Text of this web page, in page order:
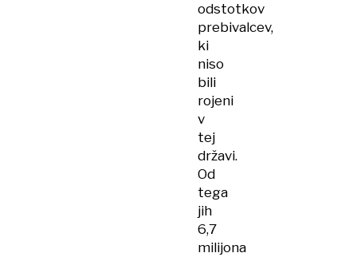
odstotkov
prebivalcev,
ki
niso
bili
rojeni
v
tej
državi.
Od
tega
jih
6,7
milijona